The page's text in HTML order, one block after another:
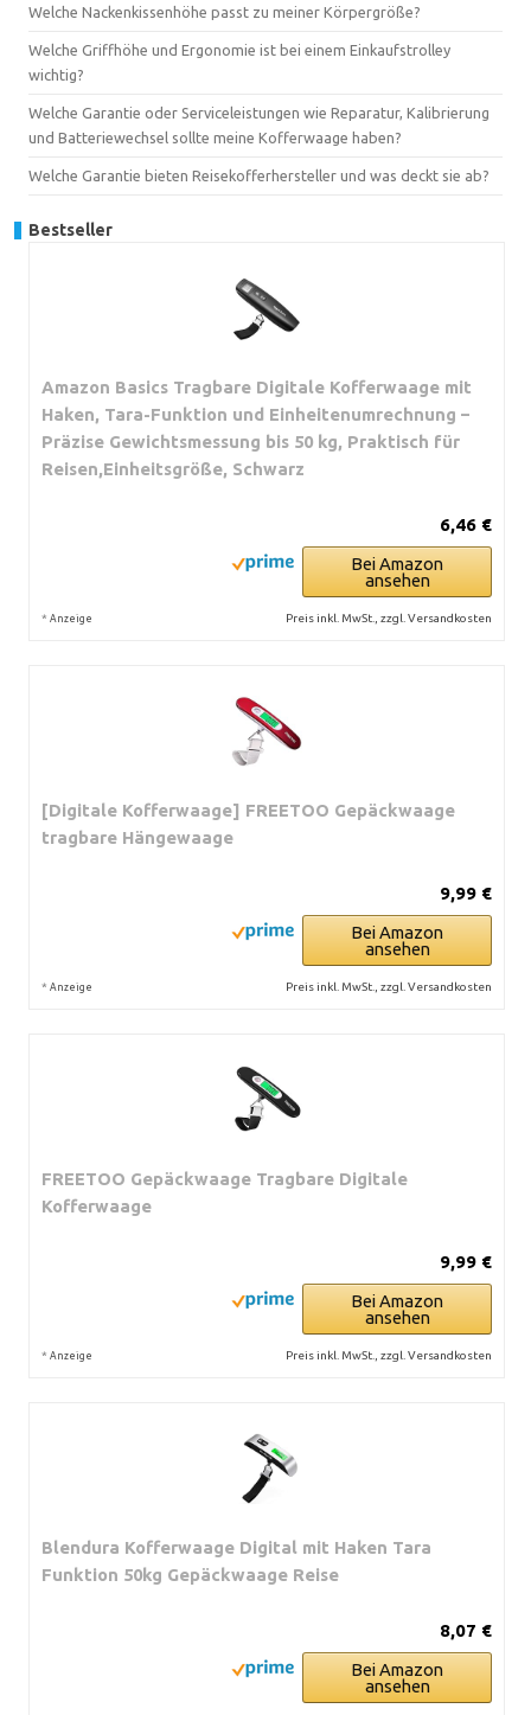
Welche Nackenkissenhöhe passt zu meiner Körpergröße?
Welche Griffhöhe und Ergonomie ist bei einem Einkaufstrolley
wichtig?
Welche Garantie oder Serviceleistungen wie Reparatur, Kalibrierung
und Batteriewechsel sollte meine Kofferwaage haben?
Welche Garantie bieten Reisekofferhersteller und was deckt sie ab?
Bestseller
Amazon Basics Tragbare Digitale Kofferwaage mit
Haken, Tara-Funktion und Einheitenumrechnung –
Präzise Gewichtsmessung bis 50 kg, Praktisch für
Reisen,Einheitsgröße, Schwarz
6,46 €
Bei Amazon
ansehen
* Anzeige Preis inkl. MwSt., zzgl. Versandkosten
[Digitale Kofferwaage] FREETOO Gepäckwaage
tragbare Hängewaage
9,99 €
Bei Amazon
ansehen
* Anzeige Preis inkl. MwSt., zzgl. Versandkosten
FREETOO Gepäckwaage Tragbare Digitale
Kofferwaage
9,99 €
Bei Amazon
ansehen
* Anzeige Preis inkl. MwSt., zzgl. Versandkosten
Blendura Kofferwaage Digital mit Haken Tara
Funktion 50kg Gepäckwaage Reise
8,07 €
Bei Amazon
ansehen